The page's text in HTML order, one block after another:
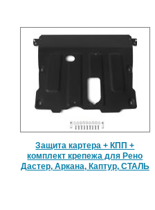
Защита картера + КПП +
комплект крепежа для Рено
Дастер, Аркана, Каптур, СТАЛЬ